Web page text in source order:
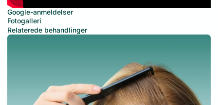
Google-anmeldelser
Fotogalleri
Relaterede behandlinger